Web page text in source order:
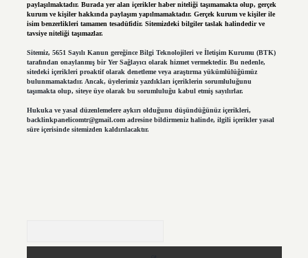
paylaşılmaktadır. Burada yer alan içerikler haber niteliği taşımamakta olup, gerçek
kurum ve kişiler hakkında paylaşım yapılmamaktadır. Gerçek kurum ve kişiler ile
isim benzerlikleri tamamen tesadüfidir. Sitemizdeki bilgiler taslak halindedir ve
tavsiye niteliği taşımazlar.
Sitemiz, 5651 Sayılı Kanun gereğince Bilgi Teknolojileri ve İletişim Kurumu (BTK)
tarafından onaylanmış bir Yer Sağlayıcı olarak hizmet vermektedir. Bu nedenle,
sitedeki içerikleri proaktif olarak denetleme veya araştırma yükümlülüğümüz
bulunmamaktadır. Ancak, üyelerimiz yazdıkları içeriklerin sorumluluğunu
taşımakta olup, siteye üye olarak bu sorumluluğu kabul etmiş sayılırlar.
Hukuka ve yasal düzenlemelere aykırı olduğunu düşündüğünüz içerikleri,
backlinkpanelicomtr@gmail.comadresine bildirmeniz halinde, ilgili içerikler yasal
süre içerisinde sitemizden kaldırılacaktır.